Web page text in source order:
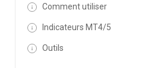
Comment utiliser
Indicateurs MT4/5
Outils